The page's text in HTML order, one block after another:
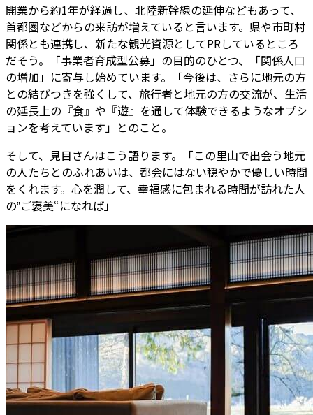
開業から約1年が経過し、北陸新幹線の延伸などもあって、
首都圏などからの来訪が増えていると言います。県や市町村
関係とも連携し、新たな観光資源としてPRしているところ
だそう。「事業者育成型公募」の目的のひとつ、「関係人口
の増加」に寄与し始めています。「今後は、さらに地元の方
との結びつきを強くして、旅行者と地元の方の交流が、生活
の延長上の『食』や『遊』を通して体験できるようなオプシ
ョンを考えています」とのこと。
そして、見目さんはこう語ります。「この里山で出会う地元
の人たちとのふれあいは、都会にはない穏やかで優しい時間
をくれます。心を潤して、幸福感に包まれる時間が訪れた人
の‟ご褒美“になれば」